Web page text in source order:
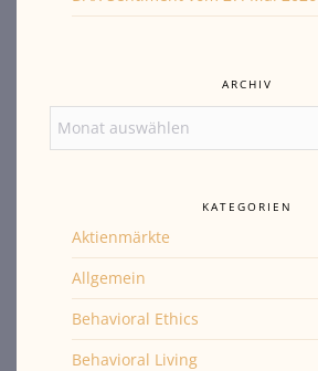
ARCHIV
KATEGORIEN
Aktienmärkte
Allgemein
Behavioral Ethics
Behavioral Living